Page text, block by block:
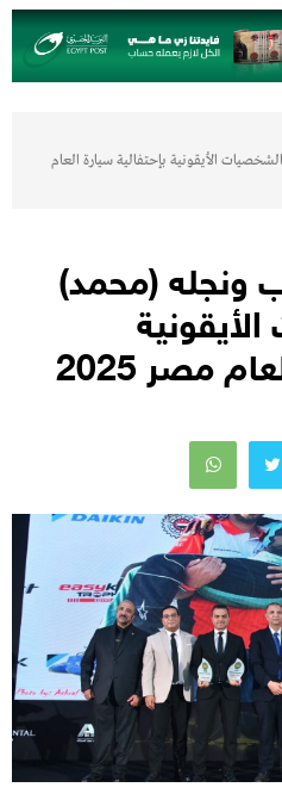
الأيقونية بإحتفالية سيارة العام
ونجله (محمد)
مصر 2025